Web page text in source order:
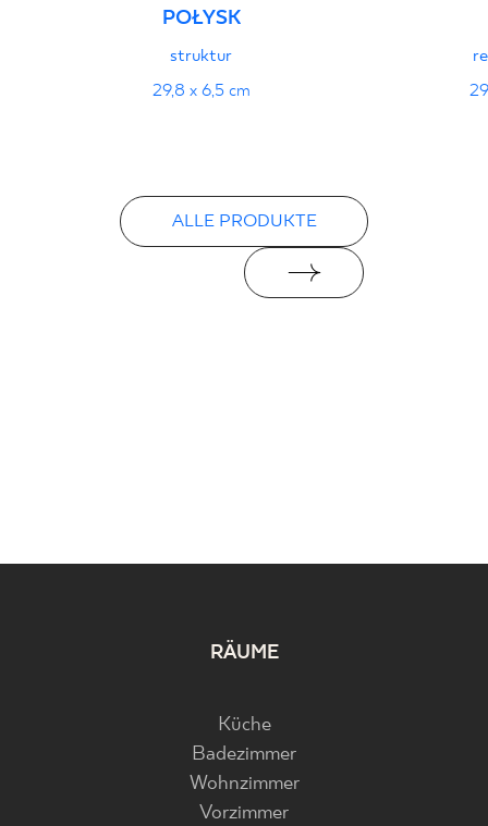
POŁYSK
struktur
29,8 x 6,5 cm
ALLE PRODUKTE
RÄUME
Küche
Badezimmer
Wohnzimmer
Vorzimmer